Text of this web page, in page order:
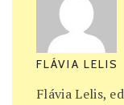
FLÁVIA LELIS
Flávia Lelis,